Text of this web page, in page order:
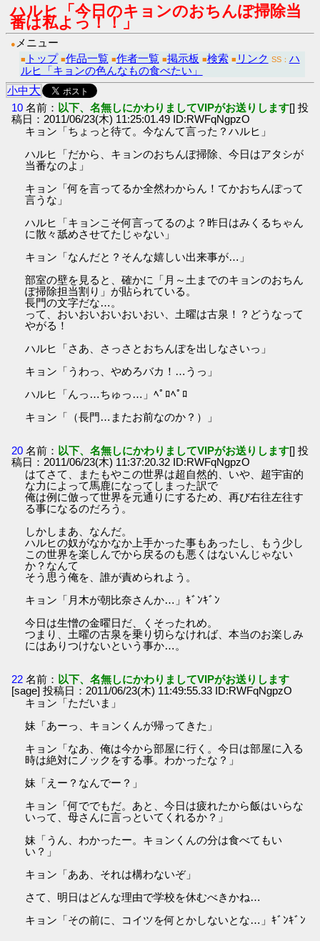
ハルヒ「今日のキョンのおちんぽ掃除当
番は私よっ！！」
● メニュー
■ トップ ■作品一覧 ■作者一覧 ■掲示板 ■検索 ■ リンク SS： ハ
ルヒ「キョンの色んなもの食べたい」
小中大
10 名前： 以下、名無しにかわりましてVIPがお送りします[] 投
稿日：2011/06/23(木) 11:25:01.49 ID:RWFqNgpzO
キョン「ちょっと待て。今なんて言った？ハルヒ」
ハルヒ「だから、キョンのおちんぽ掃除、今日はアタシが
当番なのよ」
キョン「何を言ってるか全然わからん！てかおちんぽって
言うな」
ハルヒ「キョンこそ何言ってるのよ？昨日はみくるちゃん
に散々舐めさせてたじゃない」
キョン「なんだと？そんな嬉しい出来事が…」
部室の壁を見ると、確かに「月～土までのキョンのおちん
ぽ掃除担当割り」が貼られている。
長門の文字だな…。
って、おいおいおいおいおい、土曜は古泉！？どうなって
やがる！
ハルヒ「さあ、さっさとおちんぽを出しなさいっ」
キョン「うわっ、やめろバカ！…うっ」
ハルヒ「んっ…ちゅっ…」ﾍﾟﾛﾍﾟﾛ
キョン「（長門…またお前なのか？）」
20 名前： 以下、名無しにかわりましてVIPがお送りします[] 投
稿日：2011/06/23(木) 11:37:20.32 ID:RWFqNgpzO
はてさて、またもやこの世界は超自然的、いや、超宇宙的
な力によって馬鹿になってしまった訳で
俺は例に倣って世界を元通りにするため、再び右往左往す
る事になるのだろう。
しかしまあ、なんだ。
ハルヒの奴がなかなか上手かった事もあったし、もう少し
この世界を楽しんでから戻るのも悪くはないんじゃない
か？なんて
そう思う俺を、誰が責められよう。
キョン「月木が朝比奈さんか…」ｷﾞﾝｷﾞﾝ
今日は生憎の金曜日だ、くそったれめ。
つまり、土曜の古泉を乗り切らなければ、本当のお楽しみ
にはありつけないという事か…。
22 名前： 以下、名無しにかわりましてVIPがお送りします
[sage] 投稿日：2011/06/23(木) 11:49:55.33 ID:RWFqNgpzO
キョン「ただいま」
妹「あーっ、キョンくんが帰ってきた」
キョン「なあ、俺は今から部屋に行く。今日は部屋に入る
時は絶対にノックをする事。わかったな？」
妹「えー？なんでー？」
キョン「何ででもだ。あと、今日は疲れたから飯はいらな
いって、母さんに言っといてくれるか？」
妹「うん、わかったー。キョンくんの分は食べてもい
い？」
キョン「ああ、それは構わないぞ」
さて、明日はどんな理由で学校を休むべきかね…
キョン「その前に、コイツを何とかしないとな…」ｷﾞﾝｷﾞﾝ